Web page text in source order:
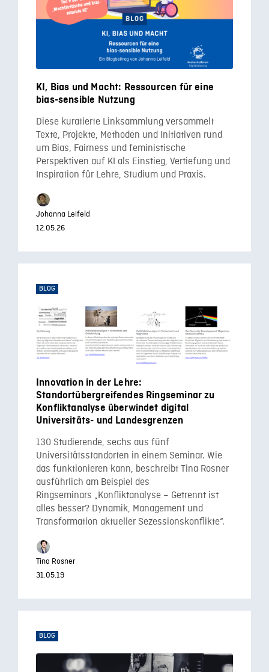
KI, Bias und Macht: Ressourcen für eine
bias-sensible Nutzung
Diese kuratierte Linksammlung versammelt
Texte, Projekte, Methoden und Initiativen rund
um Bias, Fairness und feministische
Perspektiven auf KI als Einstieg, Vertiefung und
Inspiration für Lehre, Studium und Praxis.
Johanna Leifeld
12.05.26
BLOG
Innovation in der Lehre:
Standortübergreifendes Ringseminar zu
Konfliktanalyse überwindet digital
Universitäts- und Landesgrenzen
130 Studierende, sechs aus fünf
Universitätsstandorten in einem Seminar. Wie
das funktionieren kann, beschreibt Tina Rosner
ausführlich am Beispiel des
Ringseminars „Konfliktanalyse – Getrennt ist
alles besser? Dynamik, Management und
Transformation aktueller Sezessionskonflikte“.
Tina Rosner
31.05.19
BLOG